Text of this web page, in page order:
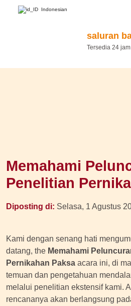
Lewati
Indonesian
saluran
Tersedia 24
Memahami
Penelitian
Diposting di: Selasa, 1 Agustus
Kami dengan senang hati
datang, the Memahami
Pernikahan Paksa acara ini, di
temuan dan pengetahuan
melalui penelitian ekstensif kami.
rencananya akan berlangsung